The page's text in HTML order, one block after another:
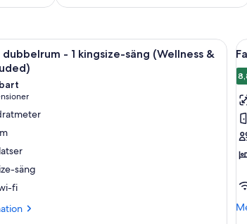
en stol och en lampa.Standard dubbelrum - 1 kingsize-
- 1 kingsize-säng (Wellness &
säng
fi
&